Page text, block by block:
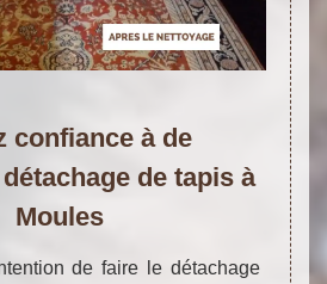
confiance à de
de tapis à
Moules
de faire le détachage